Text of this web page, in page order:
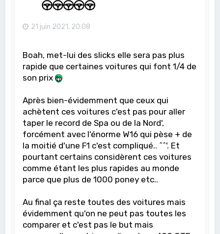
21 juin 2021, 20:08
Boah, met-lui des slicks elle sera pas plus
rapide que certaines voitures qui font 1/4 de
son prix
Après bien-évidemment que ceux qui
achètent ces voitures c'est pas pour aller
taper le record de Spa ou de la Nord',
forcément avec l'énorme W16 qui pèse + de
la moitié d'une F1 c'est compliqué.. ^^'. Et
pourtant certains considèrent ces voitures
comme étant les plus rapides au monde
parce que plus de 1000 poney etc..
Au final ça reste toutes des voitures mais
évidemment qu'on ne peut pas toutes les
comparer et c'est pas le but mais